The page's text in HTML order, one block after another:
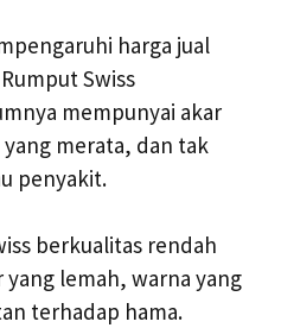
harga jual
Swiss
mempunyai akar
merata, dan tak
penyakit.
berkualitas rendah
lemah, warna yang
terhadap hama.